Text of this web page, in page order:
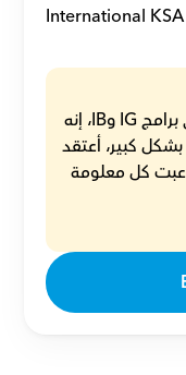
International KSA